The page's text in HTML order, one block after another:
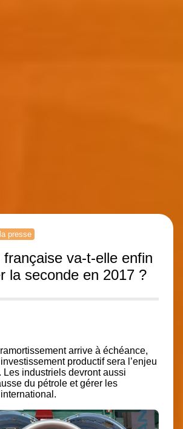
presse
française va-t-elle enfin
la seconde en 2017 ?
arrive à échéance,
productif sera l’enjeu
Les industriels devront aussi
du pétrole et gérer les